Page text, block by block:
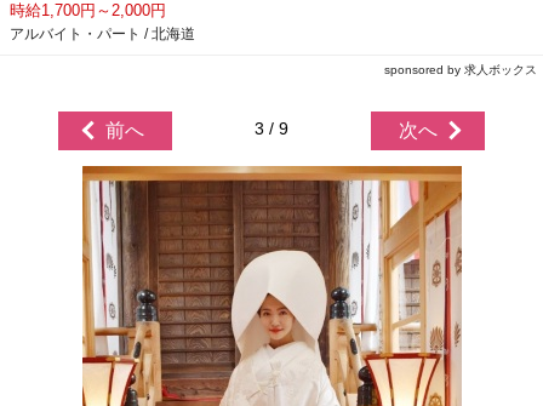
時給1,700円～2,000円
アルバイト・パート / 北海道
sponsored by 求人ボックス
前へ 3 / 9 次へ